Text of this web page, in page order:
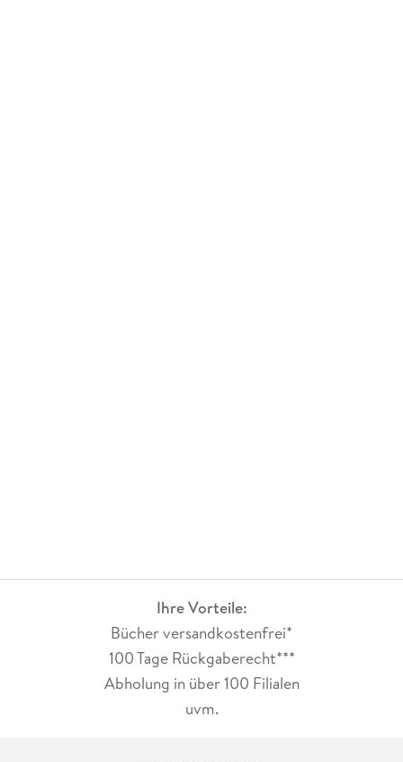
Ihre Vorteile:
Bücher versandkostenfrei*
100 Tage Rückgaberecht***
Abholung in über 100 Filialen
uvm.